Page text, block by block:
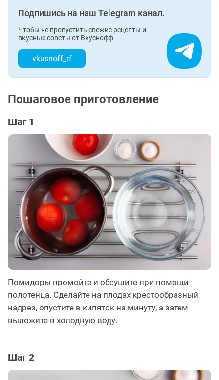
Подпишись на наш Telegram канал.
Чтобы не пропустить свежие рецепты и
вкусные советы от Вкуснофф
vkusnoff_rf
Пошаговое приготовление
Шаг 1
Помидоры промойте и обсушите при помощи
полотенца. Сделайте на плодах крестообразный
надрез, опустите в кипяток на минуту, а затем
выложите в холодную воду.
Шаг 2